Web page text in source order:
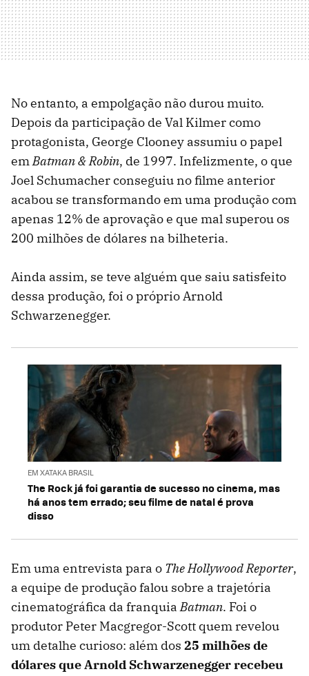
No entanto, a empolgação não durou muito.
Depois da participação de Val Kilmer como
protagonista, George Clooney assumiu o papel
emBatman & Robin, de 1997. Infelizmente, o que
Joel Schumacher conseguiu no filme anterior
acabou se transformando em uma produção com
apenas 12% de aprovação e que mal superou os
200 milhões de dólares na bilheteria.
Ainda assim, se teve alguém que saiu satisfeito
dessa produção, foi o próprio Arnold
Schwarzenegger.
EM XATAKA BRASIL
The Rock já foi garantia de sucesso no cinema, mas
há anos tem errado; seu filme de natal é prova
disso
Em uma entrevista para o The Hollywood Reporter,
a equipe de produção falou sobre a trajetória
cinematográfica da franquiaBatman. Foi o
produtor Peter Macgregor-Scott quem revelou
um detalhe curioso: além dos 25 milhões de
dólares que Arnold Schwarzenegger recebeu